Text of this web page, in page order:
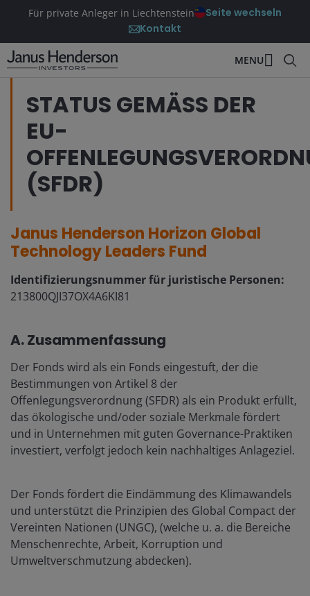
Für private Anleger in Liechtenstein
Seite wechseln
Kontakt
MENU
STATUS GEMÄSS DER E
U-O
SFDR)
Janus Henderson Horizon Global
Technology Leaders Fund
Identifizierungsnummer für juristische Personen:
213800QJI37OX4A6KI81
A. Zusammenfassung
Der Fonds wird als ein Fonds eingestuft, der die
Bestimmungen von Artikel 8 der
Offenlegungsverordnung (SFDR) als ein Produkt erfüllt,
das ökologische und/oder soziale Merkmale fördert
und in Unternehmen mit guten Governance-Praktiken
investiert, verfolgt jedoch kein nachhaltiges Anlageziel.
Der Fonds fördert die Eindämmung des Klimawandels
und unterstützt die Prinzipien des Global Compact der
Vereinten Nationen (UNGC), (welche u. a. die Bereiche
Menschenrechte, Arbeit, Korruption und
Umweltverschmutzung abdecken).